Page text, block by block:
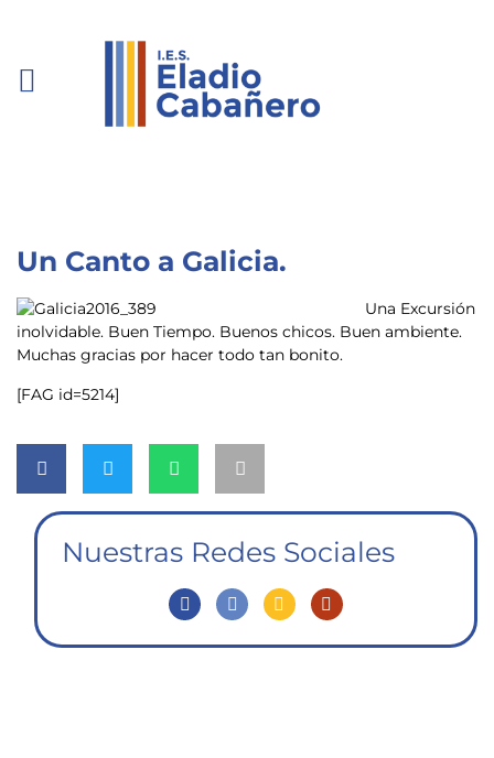
Un Canto a Galicia.
Una Excursión
inolvidable. Buen Tiempo. Buenos chicos. Buen ambiente.
Muchas gracias por hacer todo tan bonito.
[FAG id=5214]
Nuestras Redes Sociales